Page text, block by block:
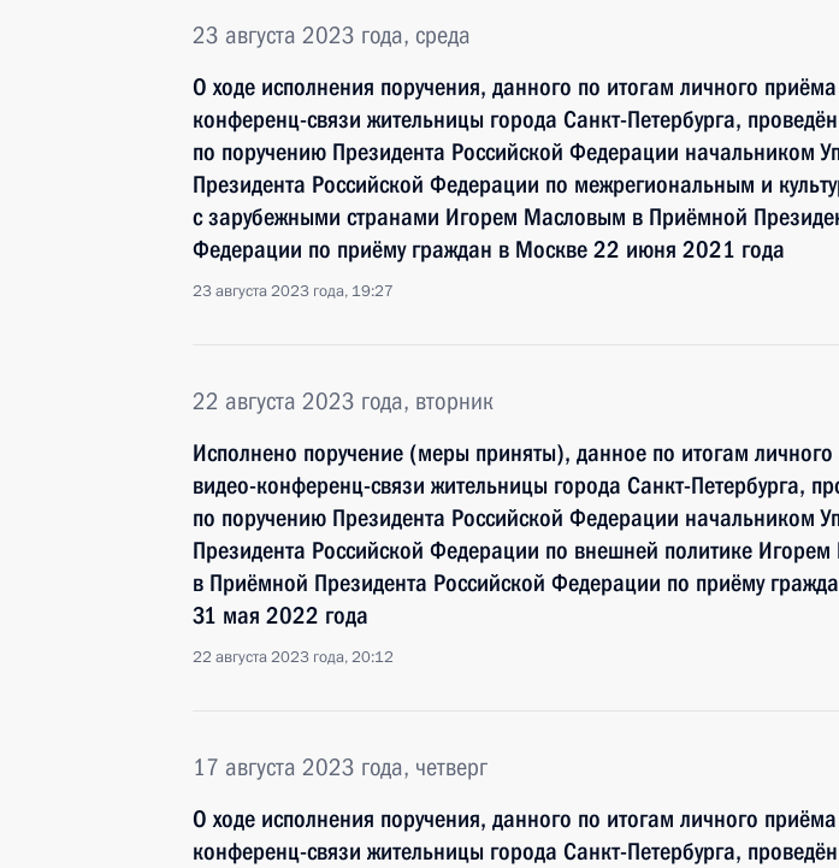
23 августа 2023 года, среда
О ходе исполнения поручения, данного по итогам личного
конференц-связи жительницы города Санкт-Петербурга,
по поручению Президента Российской Федерации начальником
Президента Российской Федерации по межрегиональным и
с зарубежными странами Игорем Масловым в Приёмной
Федерации по приёму граждан в Москве 22 июня 2021 года
23 августа 2023 года, 19:27
22 августа 2023 года, вторник
Исполнено поручение (меры приняты), данное по итогам
видео-конференц-связи жительницы города Санкт-Петербурга,
по поручению Президента Российской Федерации начальником
Президента Российской Федерации по внешней политике
в Приёмной Президента Российской Федерации по приёму
31 мая 2022 года
22 августа 2023 года, 20:12
17 августа 2023 года, четверг
О ходе исполнения поручения, данного по итогам личного
конференц-связи жительницы города Санкт-Петербурга,